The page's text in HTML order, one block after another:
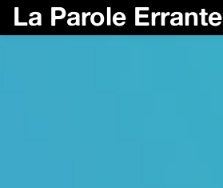
La Parole Errante